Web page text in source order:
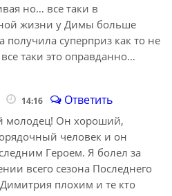
но… все таки в
жизни у Димы больше
получила суперприз как то не
таки это оправданно…
14:16 Ответить
молодец! Он хороший,
человек и он
Героем. Я болел за
всего сезона Последнего
Димитрия плохим и те кто